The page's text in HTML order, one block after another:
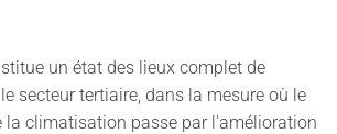
un état des lieux complet de
secteur tertiaire, dans la mesure où le
la climatisation passe par l'amélioration